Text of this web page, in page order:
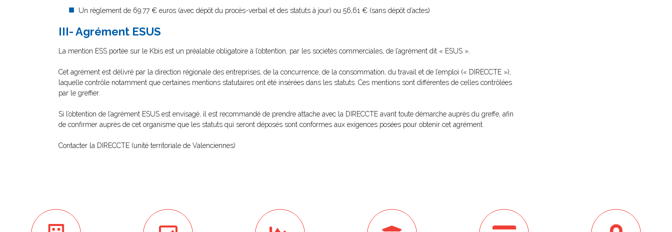
Un règlement de 69.77 € euros (avec dépôt du procès-verbal et des statuts à jour) ou 56,61 € (sans dépôt d’actes)
III- Agrément ESUS
La mention ESS portée sur le Kbis est un préalable obligatoire à l’obtention, par les sociétés commerciales, de l’agrément dit « ESUS ».
Cet agrément est délivré par la direction régionale des entreprises, de la concurrence, de la consommation, du travail et de l’emploi (« DIRECCTE »),
laquelle contrôle notamment que certaines mentions statutaires ont été insérées dans les statuts. Ces mentions sont différentes de celles contrôlées
par le greffier.
Si l’obtention de l’agrément ESUS est envisagé, il est recommandé de prendre attache avec la DIRECCTE avant toute démarche auprès du greffe, afin
de confirmer auprès de cet organisme que les statuts qui seront déposés sont conformes aux exigences posées pour obtenir cet agrément.
Contacter la DIRECCTE (unité territoriale de Valenciennes)